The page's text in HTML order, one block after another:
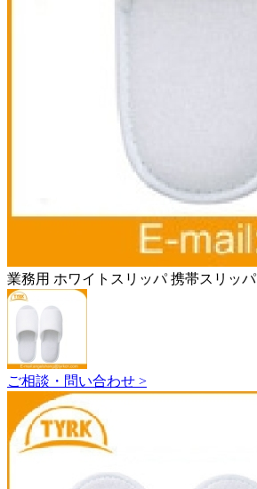
業務用 ホワイトスリッパ 携帯スリッパ
ご相談・問い合わせ >